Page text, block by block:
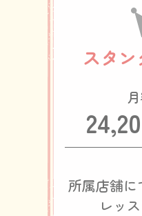
スタ
所属店舗に
レッ